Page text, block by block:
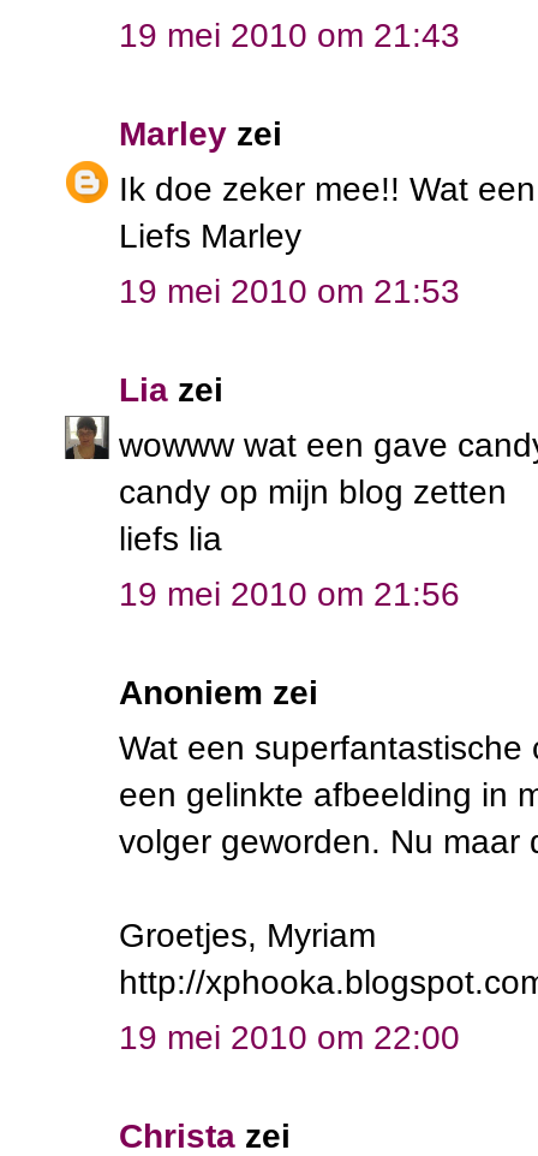
19 mei 2010 om 21:43
Marley zei
Ik doe zeker mee!! Wat
Liefs Marley
19 mei 2010 om 21:53
Lia zei
wowww wat een gave
candy op mijn blog zetten
liefs lia
19 mei 2010 om 21:56
Anoniem zei
Wat een
een gelinkte afbeelding in
volger geworden. Nu maar
Groetjes, Myriam
http://
19 mei 2010 om 22:00
Christa zei